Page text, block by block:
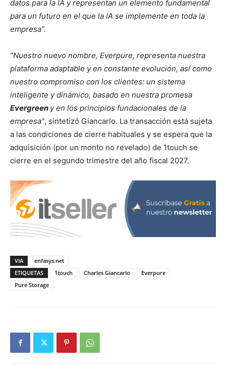
datos para la IA y representan un elemento fundamental
para un futuro en el que la IA se implemente en toda la
empresa”.
“Nuestro nuevo nombre, Everpure, representa nuestra
plataforma adaptable y en constante evolución, así como
nuestro compromiso con los clientes: un sistema
inteligente y dinámico, basado en nuestra promesa
Evergreen y en los principios fundacionales de la
empresa”, sintetizó Giancarlo. La transacción está sujeta
a las condiciones de cierre habituales y se espera que la
adquisición (por un monto no revelado) de 1touch se
cierre en el segundo trimestre del año fiscal 2027.
VIA
enfasys.net
ETIQUETAS
1touch Charles Giancarlo
Everpure
Pure Storage